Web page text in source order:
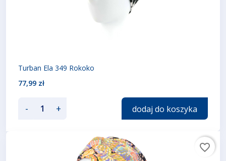
Turban Ela 349 Rokoko
77,99 zł
- + dodaj do koszyka
favorite_border